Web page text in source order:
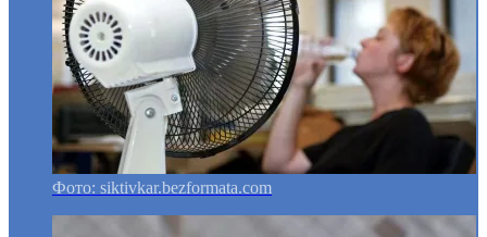
Фото: siktivkar.bezformata.com